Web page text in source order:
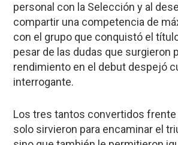
personal con la Selección y al
compartir una competencia de
con el grupo que conquistó el
pesar de las dudas que surgieron
rendimiento en el debut despejó
interrogante.
Los tres tantos convertidos frente
solo sirvieron para encaminar el